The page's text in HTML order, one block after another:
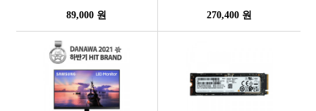
89,000 원 270,400 원